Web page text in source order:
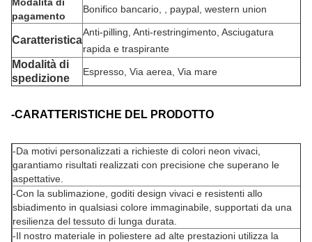
pagamento
Bonifico bancario, , paypal, western union
Caratteristica
Anti-pilling, Anti-restringimento, Asciugatura
rapida e traspirante
Modalità di
spedizione
Espresso, Via aerea, Via mare
-CARATTERISTICHE DEL PRODOTTO
-Da motivi personalizzati a richieste di colori neon vivaci,
garantiamo risultati realizzati con precisione che superano le
aspettative.
-Con la sublimazione, goditi design vivaci e resistenti allo
sbiadimento in qualsiasi colore immaginabile, supportati da una
resilienza del tessuto di lunga durata.
-Il nostro materiale in poliestere ad alte prestazioni utilizza la